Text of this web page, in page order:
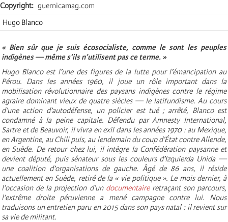
Copyright
guernicamag.com
Hugo Blanco
« Bien sûr que je suis écosocialiste, comme le sont les peuples
indigènes — même s’ils n’utilisent pas ce terme. »
Hugo Blanco est l’une des figures de la lutte pour l’émancipation au
Pérou. Dans les années 1960, il joue un rôle important dans la
mobilisation révolutionnaire des paysans indigènes contre le régime
agraire dominant vieux de quatre siècles — le latifundisme. Au cours
d’une action d’autodéfense, un policier est tué ; arrêté, Blanco est
condamné à la peine capitale. Défendu par Amnesty International,
Sartre et de Beauvoir, il vivra en exil dans les années 1970 : au Mexique,
en Argentine, au Chili puis, au lendemain ducoup d’État contre Allende,
en Suède. De retour chez lui, il intègre la Confédération paysanne et
devient député, puis sénateur sous les couleurs d’Izquierda Unida —
une coalition d’organisations de gauche. Âgé de 86 ans, il réside
actuellement en Suède, retiré de la « vie politique ». Le mois dernier, à
l’occasion de la projection d’un documentaire retraçant son parcours,
l’extrême droite péruvienne a mené campagnecontre lui. Nous
traduisons un entretien paru en 2015 dans son pays natal : il revient sur
sa vie de militant.